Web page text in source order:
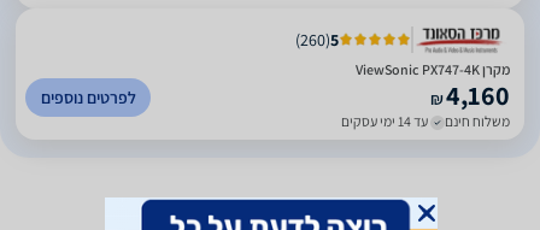
5
(
260
)
מקרן ViewSonic PX747-4K
₪4,160
משלוח חינם עד 14 ימי עסקים
לפרטים נוספים